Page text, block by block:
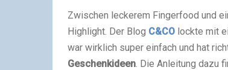
Zwischen leckerem Fingerfood und
Highlight. Der Blog C&CO lockte mit
war wirklich super einfach und hat
Geschenkideen. Die Anleitung dazu